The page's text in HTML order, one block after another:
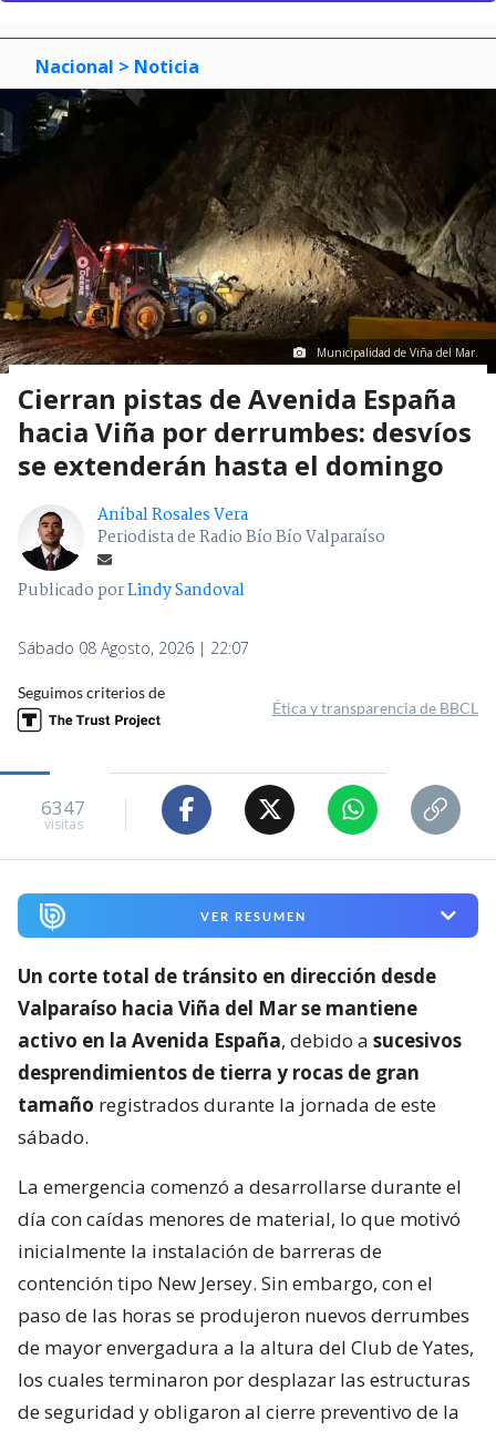
Nacional > Noticia
Municipalidad de Viña del Mar.
Cierran pistas de Avenida España
hacia Viña por derrumbes: desvíos
se extenderán hasta el domingo
Aníbal Rosales Vera
Periodista de Radio Bío Bío Valparaíso
Publicado porLindy Sandoval
Sábado 08 Agosto, 2026 | 22:07
Seguimos criterios de
Ética y transparencia de BBCL
6347
visitas
VER RESUMEN
Un corte total de tránsito en dirección desde
Valparaíso hacia Viña del Mar se mantiene
activo en la Avenida España, debido a sucesivos
desprendimientos de tierra y rocas de gran
tamaño registrados durante la jornada de este
sábado.
La emergencia comenzó a desarrollarse durante el
día con caídas menores de material, lo que motivó
inicialmente la instalación de barreras de
contención tipo New Jersey. Sin embargo, con el
paso de las horas se produjeron nuevos derrumbes
de mayor envergadura a la altura del Club de Yates,
los cuales terminaron por desplazar las estructuras
de seguridad y obligaron al cierre preventivo de la